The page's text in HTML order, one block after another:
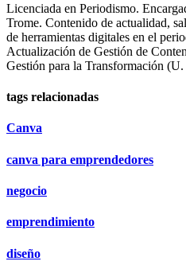
Licenciada en Periodismo.
Trome. Contenido de actualidad,
de herramientas digitales en el
Actualización de Gestión de
Gestión para la Transformación
tags relacionadas
Canva
canva para emprendedores
negocio
emprendimiento
diseño